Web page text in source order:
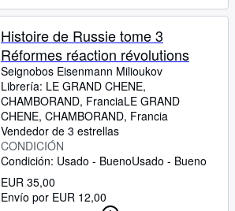
Histoire de Russie tome 3
Réformes réaction révolutions
Seignobos Eisenmann Milioukov
Librería: LE GRAND CHENE,
CHAMBORAND, FranciaLE GRAND
CHENE, CHAMBORAND, Francia
Vendedor de 3 estrellas
CONDICIÓN
Condición: Usado - BuenoUsado - Bueno
EUR 35,00
Envío por EUR 12,00